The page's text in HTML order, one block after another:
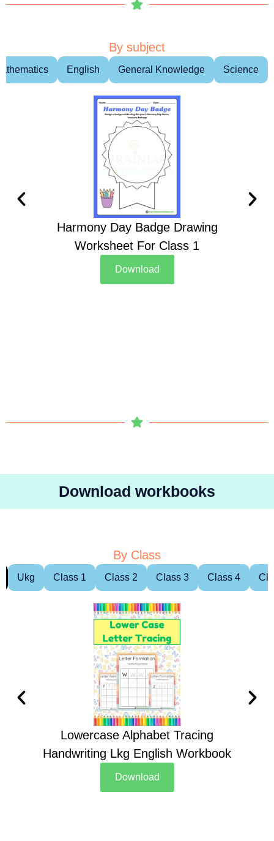
By subject
English General Knowledge Science
Harmony Day Badge Drawing
Worksheet For Class 1
Download
Download workbooks
By Class
Ukg Class 1 Class 2 Class 3 Class 4
Lowercase Alphabet Tracing
Handwriting Lkg English Workbook
Download